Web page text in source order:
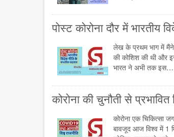
पोस्ट कोरोना दौर में भारतीय
लेख के प्रथम भाग में मैंने
की कोशिश की थी और
भारत ने अभी तक इस…
कोरोना की चुनौती से
कोरोना एक चिकित्सा
बावजूद आज विश्व में 1